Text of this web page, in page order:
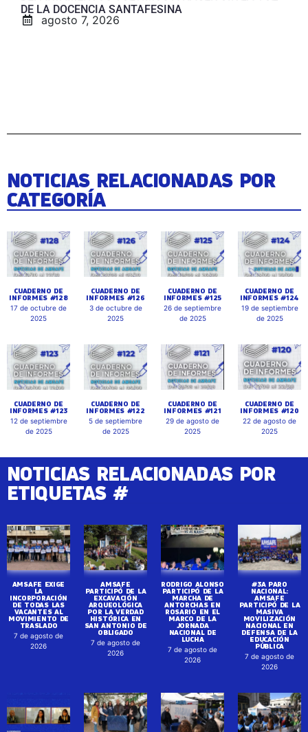
DE LA DOCENCIA SANTAFESINA
agosto 7, 2026
NOTICIAS RELACIONADAS POR
CATEGORÍA
CUADERNO DE
INFORMES #128
17 de octubre de
2025
CUADERNO DE
INFORMES #126
3 de octubre de
2025
CUADERNO DE
INFORMES #125
26 de septiembre
de 2025
CUADERNO DE
INFORMES #124
19 de septiembre
de 2025
CUADERNO DE
INFORMES #123
12 de septiembre
de 2025
CUADERNO DE
INFORMES #122
5 de septiembre
de 2025
CUADERNO DE
INFORMES #121
29 de agosto de
2025
CUADERNO DE
INFORMES #120
22 de agosto de
2025
NOTICIAS RELACIONADAS POR
ETIQUETAS #
AMSAFE EXIGE
LA
INCORPORACIÓN
DE TODAS LAS
VACANTES AL
MOVIMIENTO DE
TRASLADO
7 de agosto de
2026
AMSAFE
PARTICIPÓ DE LA
EXCAVACIÓN
ARQUEOLÓGICA
POR LA VERDAD
HISTÓRICA EN
SAN ANTONIO DE
OBLIGADO
7 de agosto de
2026
RODRIGO ALONSO
PARTICIPÓ DE LA
MARCHA DE
ANTORCHAS EN
ROSARIO EN EL
MARCO DE LA
JORNADA
NACIONAL DE
LUCHA
7 de agosto de
2026
#3A PARO
NACIONAL:
AMSAFE
PARTICIPÓ DE LA
MASIVA
MOVILIZACIÓN
NACIONAL EN
DEFENSA DE LA
EDUCACIÓN
PÚBLICA
7 de agosto de
2026